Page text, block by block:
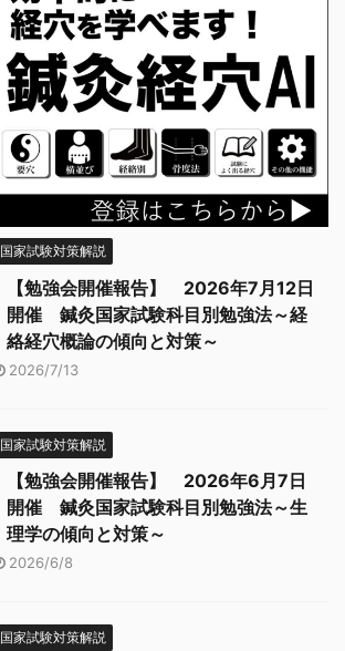
国家試験対策解説
【勉強会開催報告】 2026年7月12日
開催 鍼灸国家試験科目別勉強法～経
絡経穴概論の傾向と対策～
2026/7/13
国家試験対策解説
【勉強会開催報告】 2026年6月7日
開催 鍼灸国家試験科目別勉強法～生
理学の傾向と対策～
2026/6/8
国家試験対策解説